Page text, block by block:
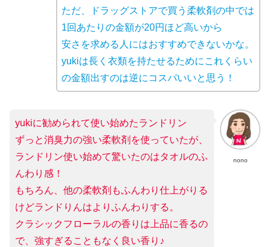
ただ、ドラッグストアで買う柔軟剤の中では
1回あたりの金額が20円ほど高いから
安さを求める人にはおすすめできないかな。
yukiは長く衣類を持たせるためにこれくらい
の金額出すのは逆にコスパいいと思う！
nono
yukiに勧められて使い始めたランドリン
ずっと消臭力の強い柔軟剤を使っていたが、
ランドリン使い始めて驚いたのはタオルのふ
んわり感！
もちろん、他の柔軟剤もふんわり仕上がりる
けどランドりんはよりふんわりする。
クラシックフローラルの香りは上品に香るの
で、強すぎることもなく良い香り♪